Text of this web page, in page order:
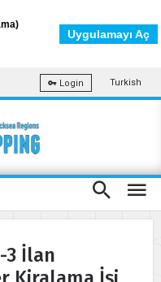
Login Turkish
3 İlan
Uygulamayı Aç